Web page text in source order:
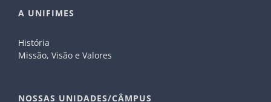
A UNIFIMES
História
Missão, Visão e Valores
NOSSAS UNIDADES/CÂMPUS